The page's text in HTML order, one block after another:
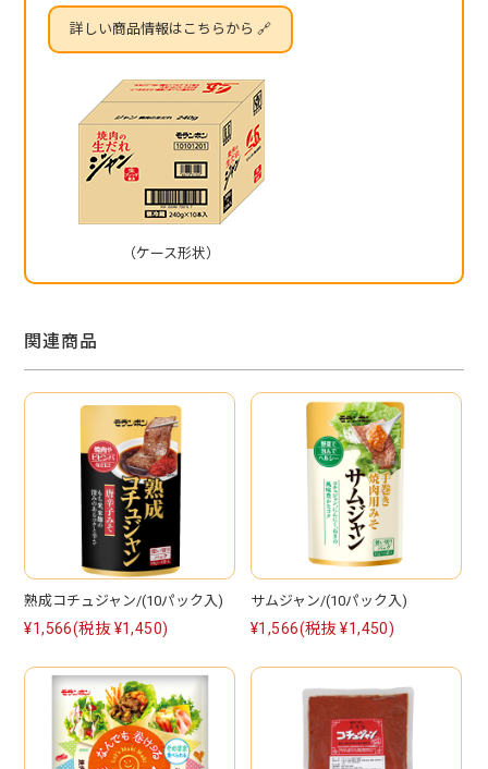
詳しい商品情報はこちらから 🔗
（ケース形状）
関連商品
熟成コチュジャン/(10パック入)
¥1,566(税抜 ¥1,450)
サムジャン/(10パック入)
¥1,566(税抜 ¥1,450)